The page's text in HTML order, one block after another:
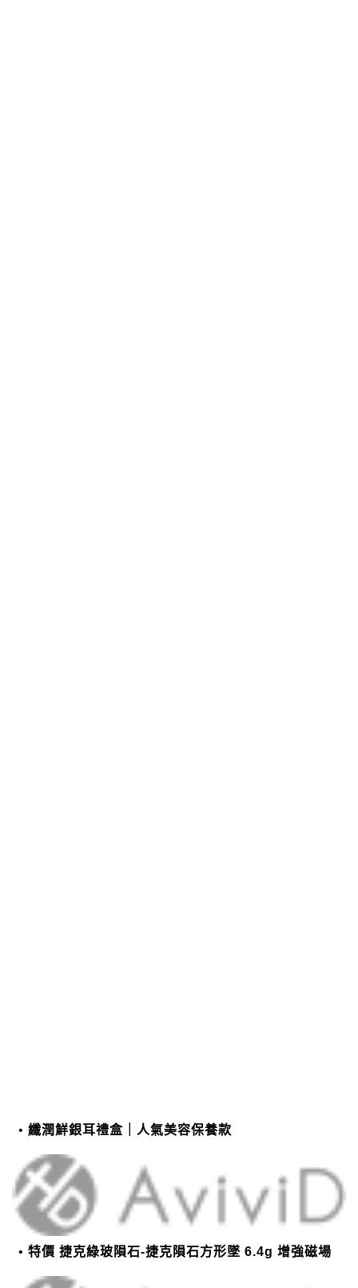
纖潤鮮銀耳禮盒｜人氣美容保養款
特價 捷克綠玻隕石-捷克隕石方形墜 6.4g 增強磁場